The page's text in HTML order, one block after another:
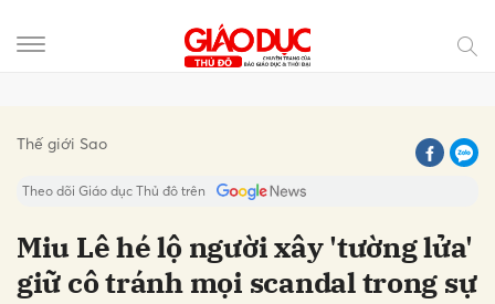
Thế giới Sao
Theo dõi Giáo dục Thủ đô trên
Miu Lê hé lộ người xây 'tường lửa'
giữ cô tránh mọi scandal trong sự